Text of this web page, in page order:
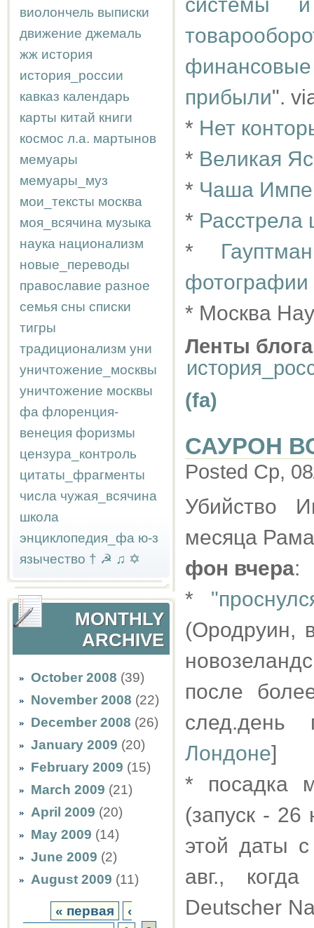
виолончель выписки
движение джемаль
жж история
история_россии
кавказ календарь
карты китай книги
космос л.а. мартынов
мемуары
мемуары_муз
мои_тексты москва
моя_всячина музыка
наука национализм
новые_переводы
православие разное
семья сны списки
тигры
традиционализм уни
уничтожение_москвы
уничтожение москвы
фа флоренция-
венеция форизмы
цензура_контроль
цитаты_фрагменты
числа чужая_всячина
школа
энциклопедия_фа ю-з
язычество † ☭ ♫ ✡
MONTHLY
ARCHIVE
October 2008 (39)
November 2008 (22)
December 2008 (26)
January 2009 (20)
February 2009 (15)
March 2009 (21)
April 2009 (20)
May 2009 (14)
June 2009 (2)
August 2009 (11)
« первая
‹
финансовые
прибыли".
* Нет
* Великая
* Чаша
* Расстрела
*
фотографии
* Москва
Ленты
(fa)
САУРОН
Posted Ср,
Убийство
месяца
фон вчера:
*
(Ородруин,
после
Лондоне]
* посадка
(запуск - 26
этой даты
авг.,
Deutscher